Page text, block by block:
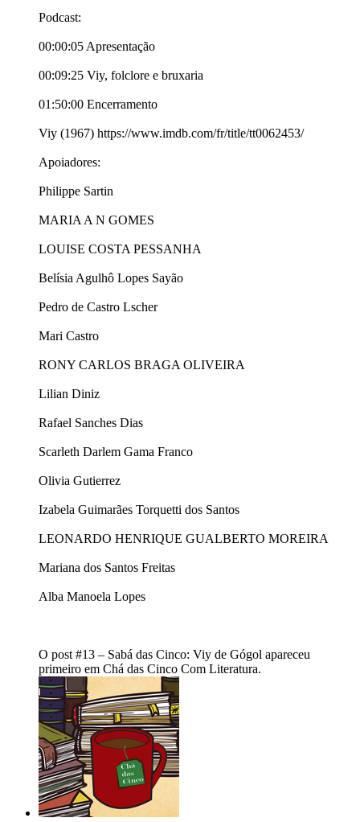
Podcast:
00:00:05 Apresentação
00:09:25 Viy, folclore e bruxaria
01:50:00 Encerramento
Viy (1967) https://www.imdb.com/fr/title/tt0062453/
Apoiadores:
Philippe Sartin
MARIA A N GOMES
LOUISE COSTA PESSANHA
Belísia Agulhô Lopes Sayão
Pedro de Castro Lscher
Mari Castro
RONY CARLOS BRAGA OLIVEIRA
Lilian Diniz
Rafael Sanches Dias
Scarleth Darlem Gama Franco
Olivia Gutierrez
Izabela Guimarães Torquetti dos Santos
LEONARDO HENRIQUE GUALBERTO MOREIRA
Mariana dos Santos Freitas
Alba Manoela Lopes
O post #13 – Sabá das Cinco: Viy de Gógol apareceu
primeiro em Chá das Cinco Com Literatura.